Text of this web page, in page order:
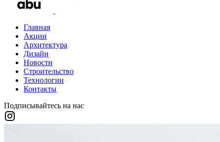
Главная
Акции
Архитектура
Дизайн
Новости
Строительство
Технологии
Контакты
Подписывайтесь на нас